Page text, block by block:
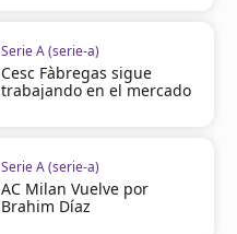
Serie A (serie-a)
Cesc Fàbregas sigue
trabajando en el mercado
Serie A (serie-a)
AC Milan Vuelve por
Brahim Díaz